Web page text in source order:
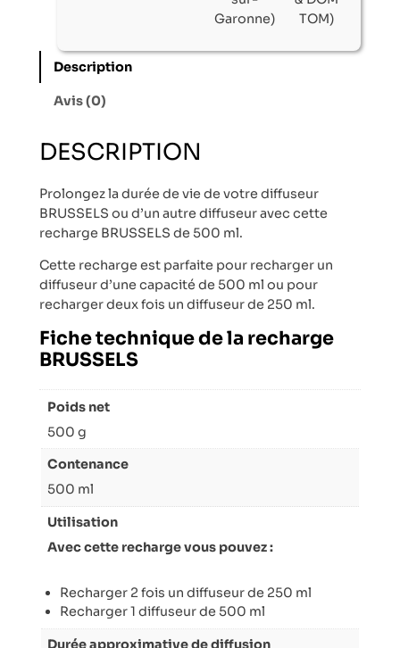
Garonne)
TOM)
Description
Avis (0)
DESCRIPTION
Prolongez la durée de vie de votre diffuseur
BRUSSELS ou d’un autre diffuseur avec cette
recharge BRUSSELS de 500 ml.
Cette recharge est parfaite pour recharger un
diffuseur d’une capacité de 500 ml ou pour
recharger deux fois un diffuseur de 250 ml.
Fiche technique de la recharge
BRUSSELS
Poids net
500 g
Contenance
500 ml
Utilisation
Avec cette recharge vous pouvez :
Recharger 2 fois un diffuseur de 250 ml
Recharger 1 diffuseur de 500 ml
Durée approximative de diffusion